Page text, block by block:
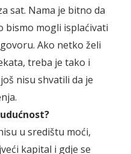
sat. Nama je bitno da
bismo mogli isplaćivati
Ako netko želi
treba je tako i
nisu shvatili da je
u središtu moći,
kapital i gdje se